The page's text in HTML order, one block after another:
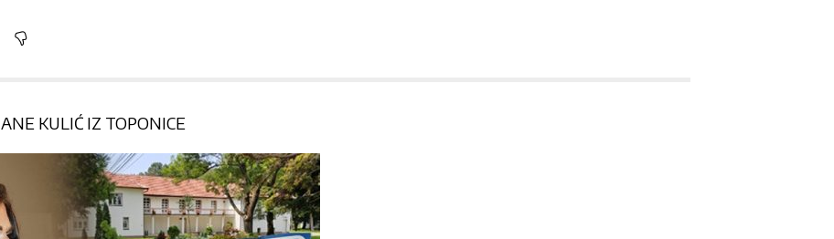
KULIĆ IZ TOPONICE